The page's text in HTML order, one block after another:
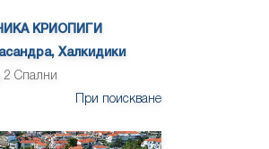
КРИОПИГИ
Халкидики
2 Спални
При поискване